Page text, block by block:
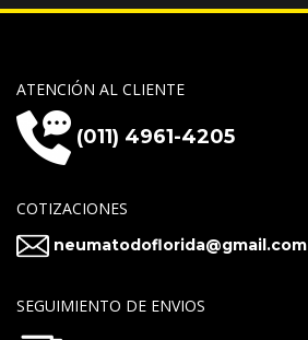
ATENCIÓN AL CLIENTE
(011) 4961-4205
COTIZACIONES
neumatodoflorida@gmail.com
SEGUIMIENTO DE ENVIOS